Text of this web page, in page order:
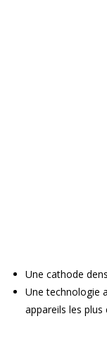
Une cathode
Une technologie
appareils les plus